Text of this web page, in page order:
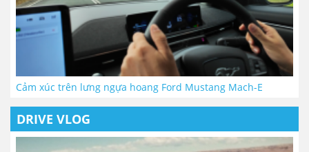
Cảm xúc trên lưng ngựa hoang Ford Mustang Mach-E
DRIVE VLOG